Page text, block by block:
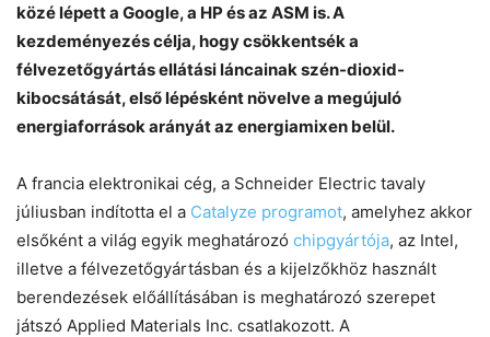
közé lépett a Google, a HP és az ASM is. A
kezdeményezés célja, hogy csökkentsék a
félvezetőgyártás ellátási láncainak szén-dioxid-
kibocsátását, első lépésként növelve a megújuló
energiaforrások arányát az energiamixen belül.
A francia elektronikai cég, a Schneider Electric tavaly
júliusban indította el a Catalyze programot, amelyhez akkor
elsőként a világ egyik meghatározó chipgyártója, az Intel,
illetve a félvezetőgyártásban és a kijelzőkhöz használt
berendezések előállításában is meghatározó szerepet
játszó Applied Materials Inc. csatlakozott. A